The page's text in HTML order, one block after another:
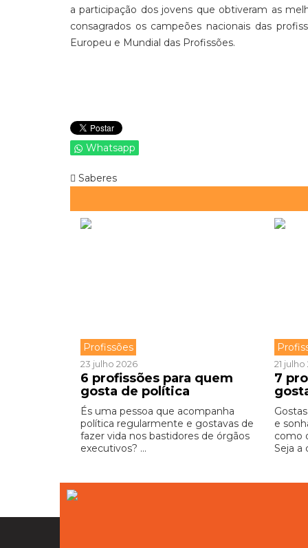
a participação dos jovens que obtiveram as
consagrados os campeões nacionais das
Europeu e Mundial das Profissões.
Whatsapp
Saberes
Profissões
23 julho 2026
6 profissões para quem
gosta de política
És uma pessoa que acompanha
política regularmente e gostavas de
fazer vida nos bastidores de órgãos
executivos? ...
21
7
e
como
Seja a